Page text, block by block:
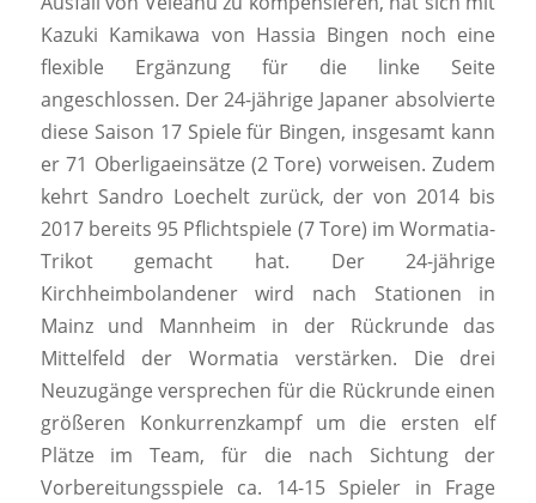
Kazuki Kamikawa von Hassia Bingen noch eine
flexible Ergänzung für die linke Seite
angeschlossen. Der 24-jährige Japaner absolvierte
diese Saison 17 Spiele für Bingen, insgesamt kann
er 71 Oberligaeinsätze (2 Tore) vorweisen. Zudem
kehrt Sandro Loechelt zurück, der von 2014 bis
2017 bereits 95 Pflichtspiele (7 Tore) im Wormatia-
Trikot gemacht hat. Der 24-jährige
Kirchheimbolandener wird nach Stationen in
Mainz und Mannheim in der Rückrunde das
Mittelfeld der Wormatia verstärken. Die drei
Neuzugänge versprechen für die Rückrunde einen
größeren Konkurrenzkampf um die ersten elf
Plätze im Team, für die nach Sichtung der
Vorbereitungsspiele ca. 14-15 Spieler in Frage